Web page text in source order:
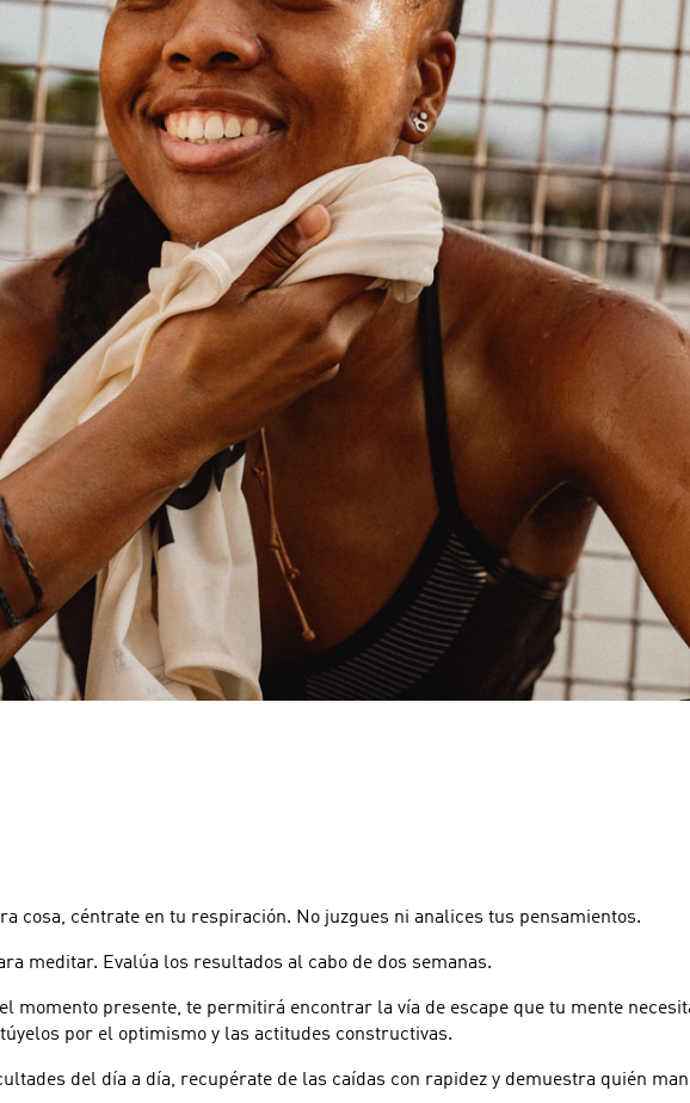
cosa, céntrate en tu respiración. No juzgues ni analices tus pensamientos.
meditar. Evalúa los resultados al cabo de dos semanas.
momento presente, te permitirá encontrar la vía de escape que tu mente
por el optimismo y las actitudes constructivas.
del día a día, recupérate de las caídas con rapidez y demuestra quién